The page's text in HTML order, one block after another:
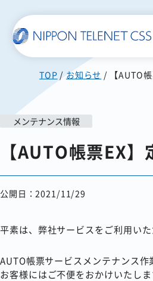
一覧で詳細を見る
SMS送信サービス
TOP お知らせ 【AUTO
メンテナンス情報
【AUTO帳票EX
公開日：2021/11/29
平素は、弊社サービスをご利用い
AUTO帳票サービスメンテナンス
お客様にはご不便をおかけいたし